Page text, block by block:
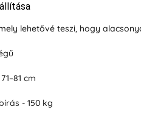
lehetővé teszi, hogy
cm
- 150 kg